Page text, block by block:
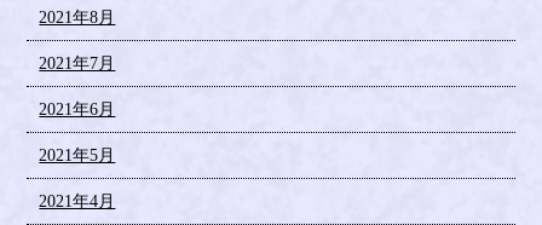
2021年8月
2021年7月
2021年6月
2021年5月
2021年4月